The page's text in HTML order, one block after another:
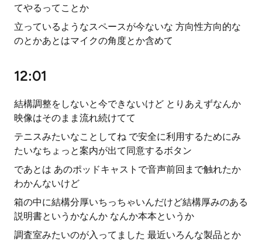
てやるってことか
立っているようなスペースが今ないな 方向性方向的な
のとかあとはマイクの角度とか含めて
12:01
結構調整をしないと今できないけど とりあえずなんか
映像はそのまま流れ続けてて
テニスみたいなことしてね で安全に利用するためにみ
たいなちょっと案内が出て同意するボタン
であとは あのポッドキャストで音声前回まで触れたか
わかんないけど
箱の中に結構分厚いちっちゃいんだけど結構厚みのある
説明書というかなんか なんか本本というか
調査室みたいのが入ってました 最近いろんな製品とか